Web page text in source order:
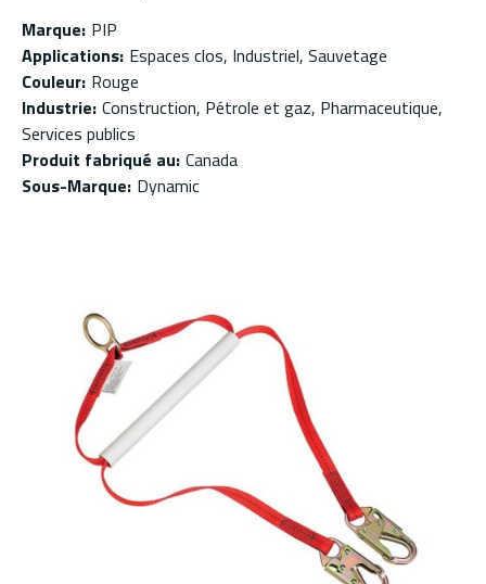
Marque: PIP
Applications: Espaces clos, Industriel, Sauvetage
Couleur: Rouge
Industrie: Construction, Pétrole et gaz, Pharmaceutique,
Services publics
Produit fabriqué au: Canada
Sous-Marque: Dynamic